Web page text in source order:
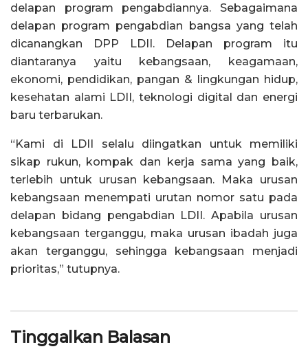
delapan program pengabdiannya. Sebagaimana
delapan program pengabdian bangsa yang telah
dicanangkan DPP LDII. Delapan program itu
diantaranya yaitu kebangsaan, keagamaan,
ekonomi, pendidikan, pangan & lingkungan hidup,
kesehatan alami LDII, teknologi digital dan energi
baru terbarukan.
“Kami di LDII selalu diingatkan untuk memiliki
sikap rukun, kompak dan kerja sama yang baik,
terlebih untuk urusan kebangsaan. Maka urusan
kebangsaan menempati urutan nomor satu pada
delapan bidang pengabdian LDII. Apabila urusan
kebangsaan terganggu, maka urusan ibadah juga
akan terganggu, sehingga kebangsaan menjadi
prioritas,” tutupnya.
Tinggalkan Balasan